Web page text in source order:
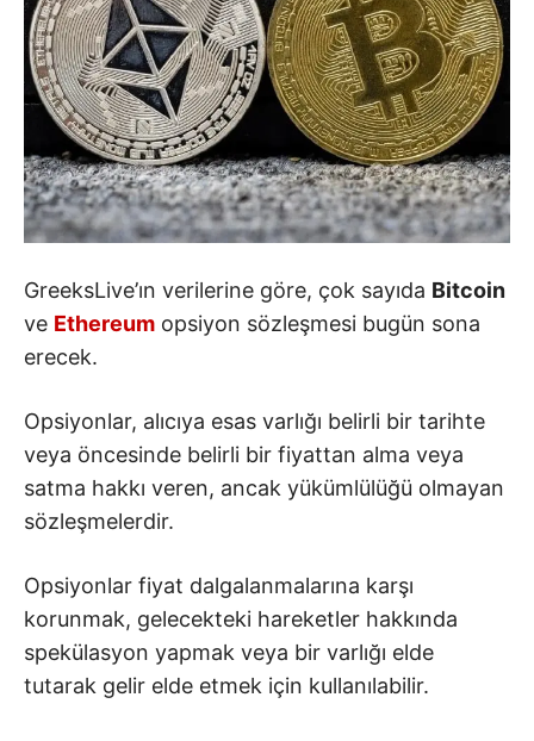
GreeksLive’ın verilerine göre, çok sayıda Bitcoin
ve Ethereum opsiyon sözleşmesi bugün sona
erecek.
Opsiyonlar, alıcıya esas varlığı belirli bir tarihte
veya öncesinde belirli bir fiyattan alma veya
satma hakkı veren, ancak yükümlülüğü olmayan
sözleşmelerdir.
Opsiyonlar fiyat dalgalanmalarına karşı
korunmak, gelecekteki hareketler hakkında
spekülasyon yapmak veya bir varlığı elde
tutarak gelir elde etmek için kullanılabilir.